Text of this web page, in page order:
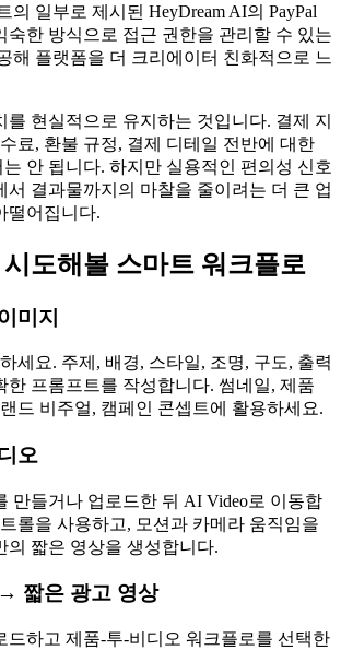
의 일부로 제시된 HeyDream AI의 PayPal
숙한 방식으로 접근 권한을 관리할 수 있는
해 플랫폼을 더 크리에이터 친화적으로 느
를 현실적으로 유지하는 것입니다. 결제 지
료, 환불 규정, 결제 디테일 전반에 대한
안 됩니다. 하지만 실용적인 편의성 신호
서 결과물까지의 마찰을 줄이려는 더 큰 업
떨어집니다.
도해볼 스마트 워크플로
미지
세요. 주제, 배경, 스타일, 조명, 구도, 출력
한 프롬프트를 작성합니다. 썸네일, 제품
드 비주얼, 캠페인 콘셉트에 활용하세요.
오
만들거나 업로드한 뒤 AI Video로 이동합
롤을 사용하고, 모션과 카메라 움직임을
의 짧은 영상을 생성합니다.
짧은 광고 영상
드하고 제품-투-비디오 워크플로를 선택한